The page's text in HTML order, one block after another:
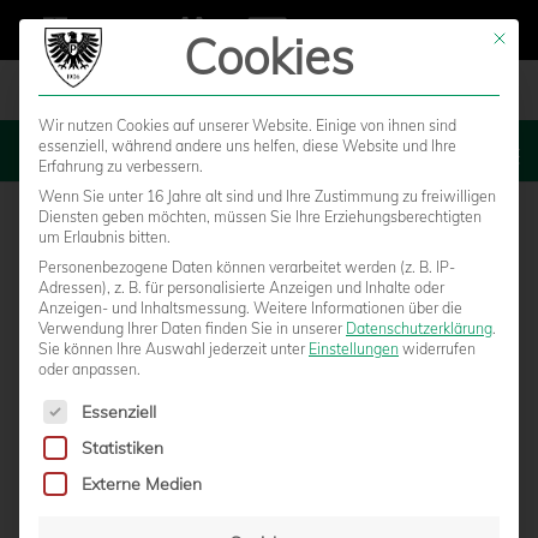
MENU
GESCHÄFTSSTELLE SCHLIESST AM D
Mit
Cookies
Wir nutzen Cookies auf unserer Website. Einige von ihnen sind
essenziell, während andere uns helfen, diese Website und Ihre
Erfahrung zu verbessern.
Wenn Sie unter 16 Jahre alt sind und Ihre Zustimmung zu freiwilligen
Diensten geben möchten, müssen Sie Ihre Erziehungsberechtigten
um Erlaubnis bitten.
Personenbezogene Daten können verarbeitet werden (z. B. IP-
Adressen), z. B. für personalisierte Anzeigen und Inhalte oder
Anzeigen- und Inhaltsmessung. Weitere Informationen über die
Verwendung Ihrer Daten finden Sie in unserer Datenschutzerklärung.
Sie können Ihre Auswahl jederzeit unter Einstellungen widerrufen
oder anpassen.
Es folgt eine Liste der Service-Gruppen, für die eine
Essenziell
Statistiken
Externe Medien